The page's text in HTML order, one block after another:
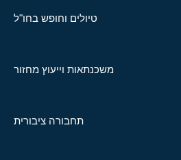
טיולים וחופש בחו"ל
משכנתאות וייעוץ מחזור
תחבורה ציבורית